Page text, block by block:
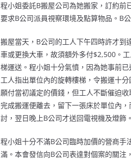
程小姐委託B搬屋公司為她搬家，訂約前
要求B公司派員視察環境及點算物品。B
搬屋當天，B公司的工人下午四時許才
車或更換大車，故須額外多付$2,500。
梯運送。程小姐十分氣憤，因為她事前
工人指出單位內的旋轉樓梯，令搬運十
願付當初議定的價錢，但工人不斷催迫
完成搬運便離去，留下一張床於單位內
討，翌日晚上B公司才送回電視機及燈飾
程小姐十分不滿B公司臨時加價的營商手
滿。本會發信向B公司表達對個案的關注